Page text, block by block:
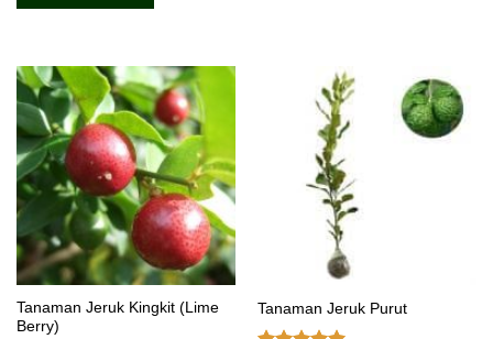
Tanaman Jeruk Kingkit (Lime
Berry)
Tanaman Jeruk Purut